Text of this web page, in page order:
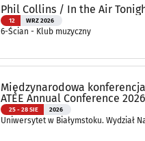
Phil Collins / In the Air
12 WRZ 2026
6-Ścian - Klub muzyczny
Międzynarodowa
ATEE Annual Conference 2026
25 - 28 SIE 2026
Uniwersytet w Białymstoku. Wydział